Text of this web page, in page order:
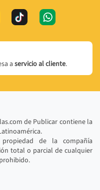
aservicio al cliente.
de Publicar contiene la
de la compañía
total o parcial de cualquier